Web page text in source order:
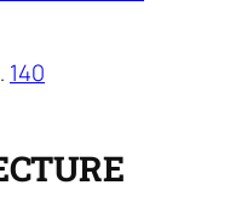
140